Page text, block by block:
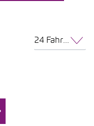
24 Fahrzeuge pro Seite